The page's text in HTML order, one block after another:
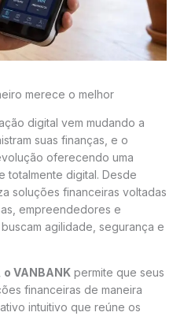
merece o melhor
digital vem mudando a
suas finanças, e o
oferecendo uma
totalmente digital. Desde
soluções financeiras voltadas
empreendedores e
agilidade, segurança e
VANBANKpermite que seus
financeiras de maneira
intuitivo que reúne os